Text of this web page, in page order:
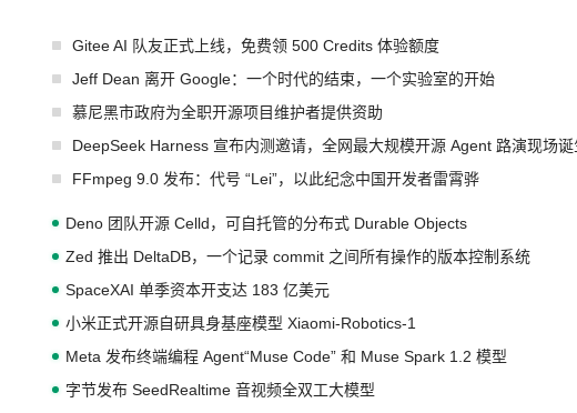
Gitee AI 队友正式上线，免费领 500 Credits 体验额度
Jeff Dean 离开 Google：一个时代的结束，一个实验室的开始
慕尼黑市政府为全职开源项目维护者提供资助
DeepSeek Harness 宣布内测邀请，全网最大规模开源 Agent 路演现场诞
FFmpeg 9.0 发布：代号 “Lei”，以此纪念中国开发者雷霄骅
Deno 团队开源 Celld，可自托管的分布式 Durable Objects
Zed 推出 DeltaDB，一个记录 commit 之间所有操作的版本控制系统
SpaceXAI 单季资本开支达 183 亿美元
小米正式开源自研具身基座模型 Xiaomi-Robotics-1
Meta 发布终端编程 Agent“Muse Code” 和 Muse Spark 1.2 模型
字节发布 SeedRealtime 音视频全双工大模型